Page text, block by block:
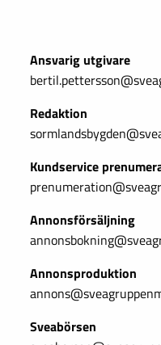
Ansvarig utgivare
Redaktion
Kundservice
Annonsförsäljning
Annonsproduktion
Sveabörsen